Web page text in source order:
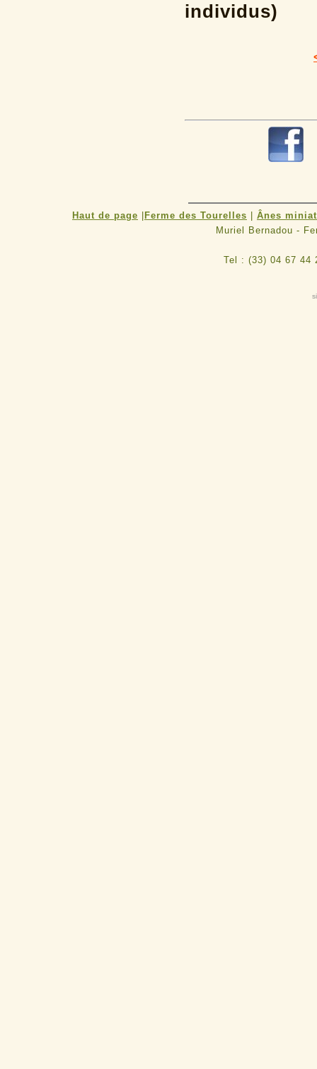
individus)
Haut de page Ferme des Tourelles
Ânes
Muriel Bernadou -
Tel : (33) 04 67 44